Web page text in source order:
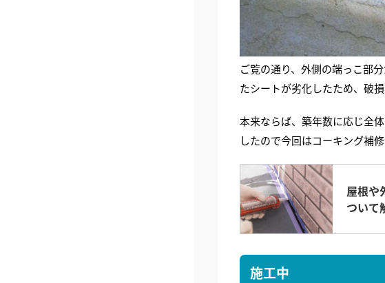
ご覧の通り、外側の端っこ部
たシートが劣化したため、破
本来ならば、築年数に応じ全
したので今回はコーキング補
屋根や
ついて
施工中